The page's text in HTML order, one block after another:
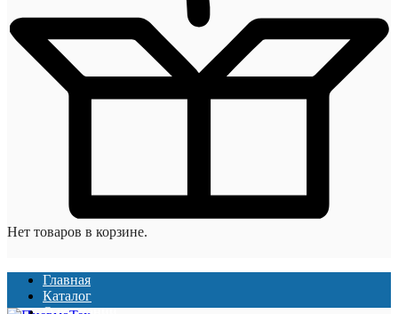
Нет товаров в корзине.
Главная
Каталог